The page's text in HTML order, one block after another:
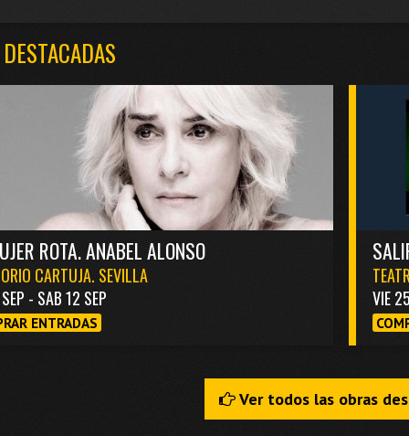
ROTA. ANABEL ALONSO
CARTUJA. SEVILLA
- SAB 12 SEP
ENTRADAS
VIE
Ver todos las obras